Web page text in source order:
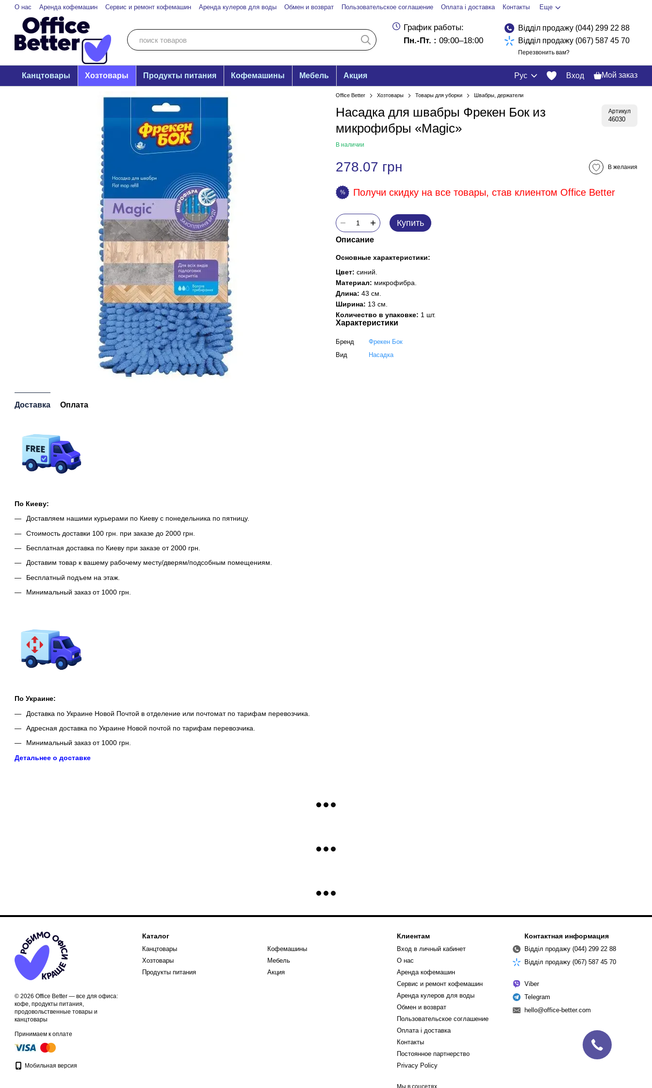
Перейти к основному контенту
О нас Аренда кофемашин Сервис и ремонт кофемашин Аренда кулеров для воды Обмен и возврат Пользовательское соглашение Оплата і доставка Контакты Еще
График работы:
Пн.-Пт. : 09:00–18:00
Відділ продажу (044) 299 22 88
Відділ продажу (067) 587 45 70
Перезвонить вам?
Канцтовары Хозтовары Продукты питания Кофемашины Мебель Акция Рус Вход Мой заказ
Доставка Оплата
По Киеву:
Доставляем нашими курьерами по Киеву с понедельника по пятницу.
Стоимость доставки 100 грн. при заказе до 2000 грн.
Бесплатная доставка по Киеву при заказе от 2000 грн.
Доставим товар к вашему рабочему месту/дверям/подсобным помещениям.
Бесплатный подъем на этаж.
Минимальный заказ от 1000 грн.
По Украине:
Доставка по Украине Новой Почтой в отделение или почтомат по тарифам перевозчика.
Адресная доставка по Украине Новой почтой по тарифам перевозчика.
Минимальный заказ от 1000 грн.
Детальнее о доставке
Office Better Хозтовары Товары для уборки Швабры, держатели
Насадка для швабры Фрекен Бок из
микрофибры «Magic»
Артикул
46030
В наличии
278.07 грн В желания
% Получи скидку на все товары, став клиентом Office Better
Купить
Описание
Основные характеристики:
Цвет: синий.
Материал: микрофибра.
Длина: 43 см.
Ширина: 13 см.
Количество в упаковке: 1 шт.
Характеристики
Бренд
Фрекен Бок
Вид
Насадка
© 2026 Office Better — все для офиса:
кофе, продукты питания,
продовольственные товары и
канцтовары
Принимаем к оплате
Мобильная версия
Каталог
Канцтовары
Хозтовары
Продукты питания
Кофемашины
Мебель
Акция
Клиентам
Вход в личный кабинет
О нас
Аренда кофемашин
Сервис и ремонт кофемашин
Аренда кулеров для воды
Обмен и возврат
Пользовательское соглашение
Оплата і доставка
Контакты
Постоянное партнерство
Privacy Policy
Мы в соцсетях
Контактная информация
Відділ продажу (044) 299 22 88
Відділ продажу (067) 587 45 70
Viber
Telegram
hello@office-better.com